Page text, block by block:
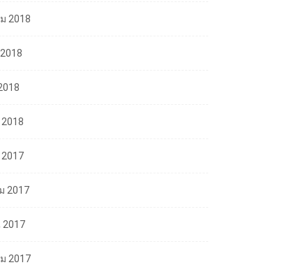
2018
2017
2017